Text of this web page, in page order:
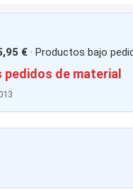
€· Productos bajo
de material